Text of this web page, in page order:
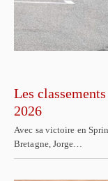
Les
2026
Avec sa victoire en
Bretagne, Jorge…